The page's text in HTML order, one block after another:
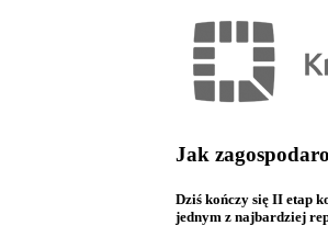
Jak
Dziś kończy się II etap
jednym z najbardziej